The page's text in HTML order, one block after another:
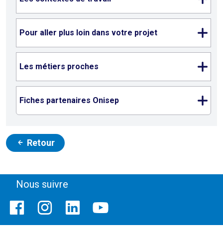
Pour aller plus loin dans votre projet
Les métiers proches
Fiches partenaires Onisep
Retour
Nous suivre